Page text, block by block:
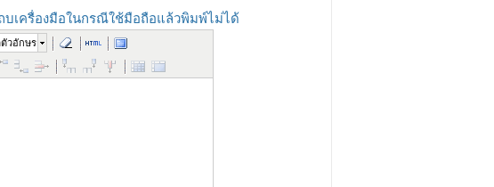
บเครื่องมือในกรณีใช้มือถือแล้วพิมพ์ไม่ได้
วอักษร